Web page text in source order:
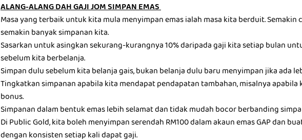
ALANG-ALANG DAH GAJI JOM SIMPAN EMAS
Masa yang terbaik untuk kita mula menyimpan emas ialah masa kita berduit. Semakin
semakin banyak simpanan kita.
Sasarkan untuk asingkan sekurang-kurangnya 10% daripada gaji kita setiap bulan
sebelum kita berbelanja.
Simpan dulu sebelum kita belanja gais, bukan belanja dulu baru menyimpan jika ada
Tingkatkan simpanan apabila kita mendapat pendapatan tambahan, misalnya apabila
bonus.
Simpanan dalam bentuk emas lebih selamat dan tidak mudah bocor berbanding
Di Public Gold, kita boleh menyimpan serendah RM100 dalam akaun emas GAP dan
dengan konsisten setiap kali dapat gaji.